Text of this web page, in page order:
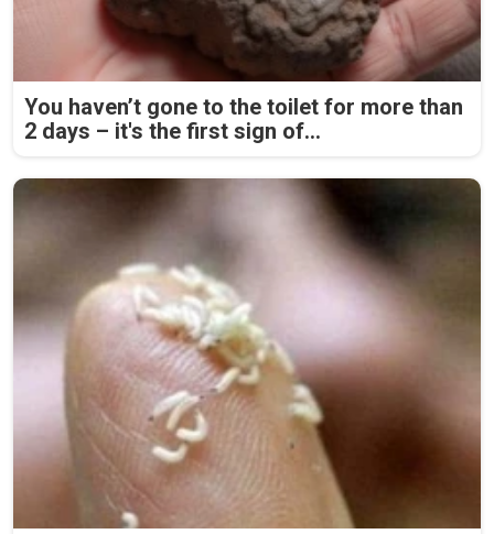
You haven’t gone to the toilet for more than
2 days – it's the first sign of...